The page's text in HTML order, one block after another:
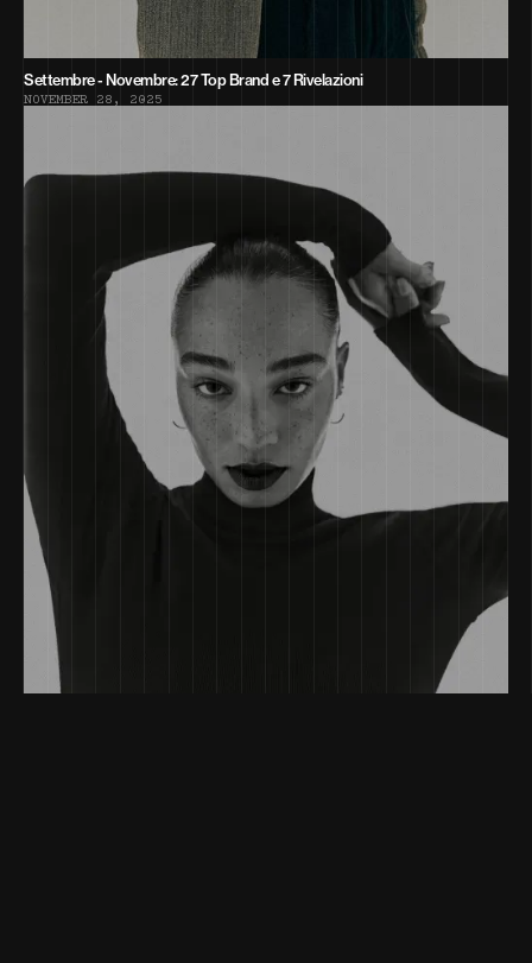
Settembre - Novembre: 27 Top Brand e 7 Rivelazioni
N O VEMBER 2 8 , 2 0 2 5